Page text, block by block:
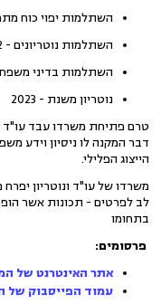
השתלמות יפוי כוח
השתלמות נוטריונים - 2022
השתלמות בדיני משפחה
נוטריון משנת - 2023
טרם פתיחת משרדו עבד עו"ד
דבר המקנה לו ניסיון וידע
הייצוג הפלילי.
משרדו של עו"ד ונוטריון
לב לפרטים - תכונות אשר
בתחומו
פרסומים:
אתר האינטרנט של
עמוד הפייסבוק של